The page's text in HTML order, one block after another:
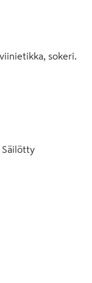
sokeri.
Säilötty